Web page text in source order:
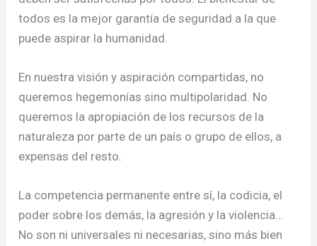
todos es la mejor garantía de seguridad a la que
puede aspirar la humanidad.
En nuestra visión y aspiración compartidas, no
queremos hegemonías sino multipolaridad. No
queremos la apropiación de los recursos de la
naturaleza por parte de un país o grupo de ellos, a
expensas del resto.
La competencia permanente entre sí, la codicia, el
poder sobre los demás, la agresión y la violencia…
No son ni universales ni necesarias, sino más bien